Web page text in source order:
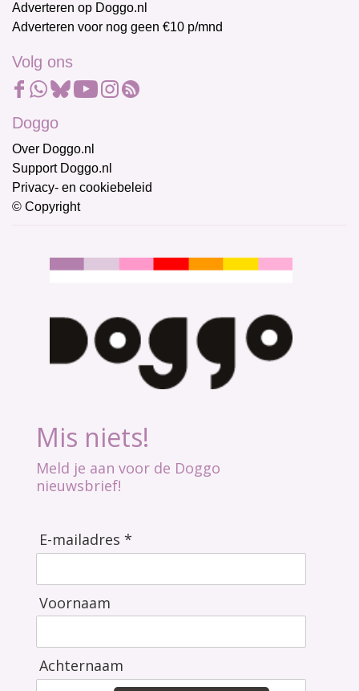
Adverteren op Doggo.nl
Adverteren voor nog geen €10 p/mnd
Volg ons
Doggo
Over Doggo.nl
Support Doggo.nl
Privacy- en cookiebeleid
© Copyright
Mis niets!
Meld je aan voor de Doggo
nieuwsbrief!
E-mailadres *
Voornaam
Achternaam